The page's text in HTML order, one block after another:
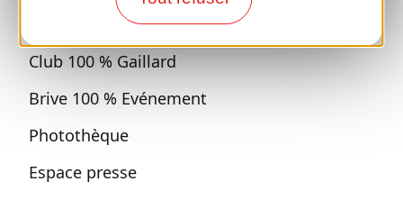
Séjours sportifs
Club 100 % Gaillard
Brive 100 % Evénement
Photothèque
Espace presse